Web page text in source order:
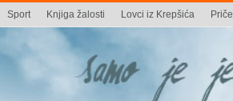
Sport Knjiga žalosti Lovci iz Krepšića